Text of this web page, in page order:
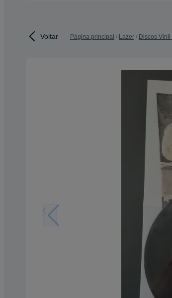
Voltar Página principal Lazer Discos